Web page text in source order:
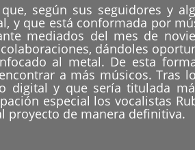
según sus seguidores y
y que está conformada por
mediados del mes de
dándoles
al metal. De esta
a más músicos. Tras
digital y que sería titulada
especial los vocalistas
proyecto de manera definitiva.